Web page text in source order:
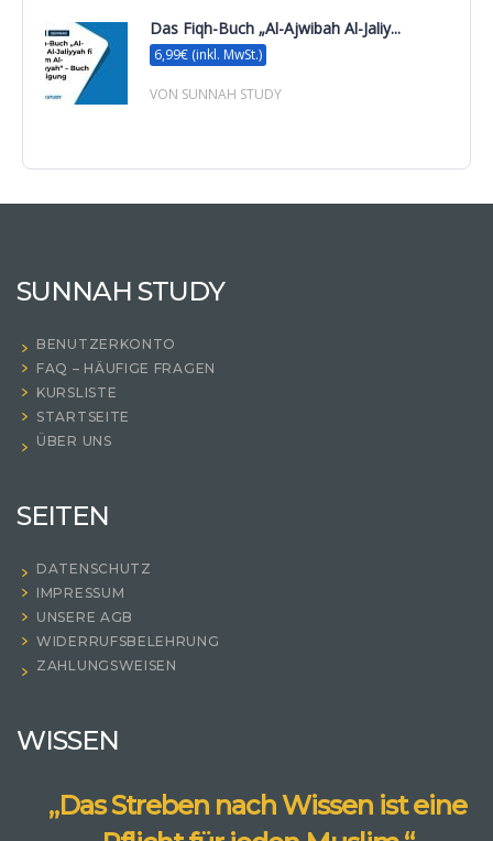
Das Fiqh-Buch „Al-Ajwibah Al-Jaliy...
6,99€ (inkl. MwSt.)
VON SUNNAH STUDY
SUNNAH STUDY
BENUTZERKONTO
FAQ – HÄUFIGE FRAGEN
KURSLISTE
STARTSEITE
ÜBER UNS
SEITEN
DATENSCHUTZ
IMPRESSUM
UNSERE AGB
WIDERRUFSBELEHRUNG
ZAHLUNGSWEISEN
WISSEN
„Das Streben nach Wissen ist eine